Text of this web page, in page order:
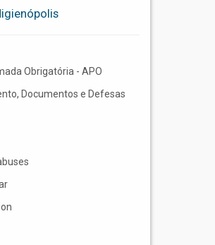
Obrigatória - APO
Documentos e Defesas